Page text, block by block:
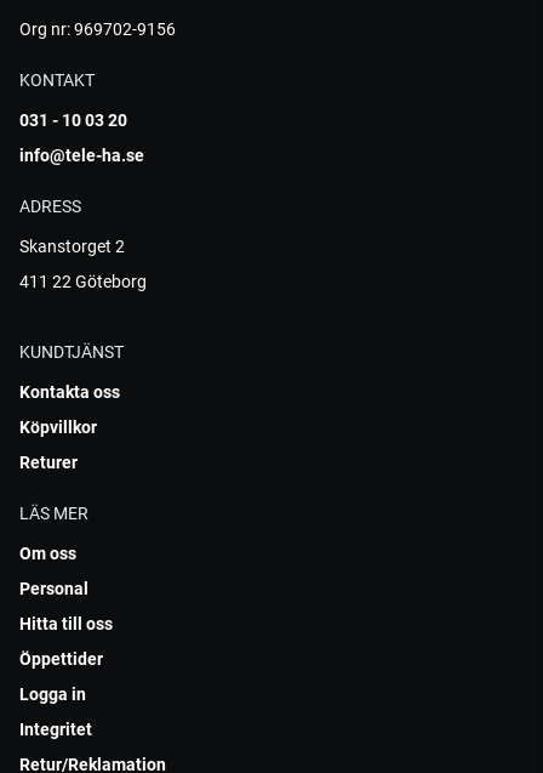
Org nr: 969702-9156
KONTAKT
031 - 10 03 20
info@tele-ha.se
ADRESS
Skanstorget 2
411 22 Göteborg
KUNDTJÄNST
Kontakta oss
Köpvillkor
Returer
LÄS MER
Om oss
Personal
Hitta till oss
Öppettider
Logga in
Integritet
Retur/Reklamation